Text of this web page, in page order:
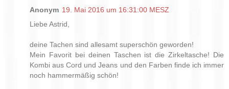
Anonym 19. Mai 2016 um 16:31:00 MESZ
Liebe Astrid,
deine Tachen sind allesamt superschön geworden!
Mein Favorit bei deinen Taschen ist die Zirkeltasche! Die
Kombi aus Cord und Jeans und den Farben finde ich immer
noch hammermäßig schön!